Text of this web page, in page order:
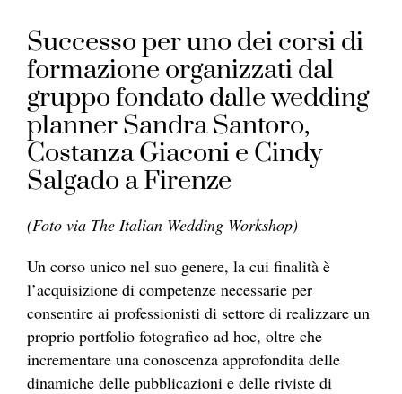
Successo per uno dei corsi di
formazione organizzati dal
gruppo fondato dalle wedding
planner Sandra Santoro,
Costanza Giaconi e Cindy
Salgado a Firenze
(Foto via The Italian Wedding Workshop)
Un corso unico nel suo genere, la cui finalità è
l’acquisizione di competenze necessarie per
consentire ai professionisti di settore di realizzare un
proprio portfolio fotografico ad hoc, oltre che
incrementare una conoscenza approfondita delle
dinamiche delle pubblicazioni e delle riviste di